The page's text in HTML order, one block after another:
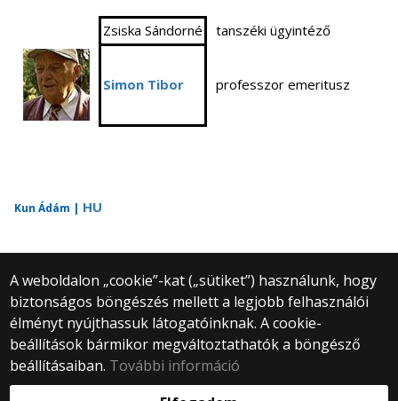
Zsiska Sándorné tanszéki ügyintéző
Simon Tibor professzor emeritusz
Kun Ádám | HU
A weboldalon „cookie”-kat („sütiket”) használunk, hogy
biztonságos böngészés mellett a legjobb felhasználói
élményt nyújthassuk látogatóinknak. A cookie-
beállítások bármikor megváltoztathatók a böngésző
beállításaiban. További információ
© 2025 Eötvös Loránd Tudományegyetem
Minden jog fenntartva.
1053 Budapest, Egyetem tér 1–3.
Központi telefonszám: +36 1 411 6500
Webfejlesztés: